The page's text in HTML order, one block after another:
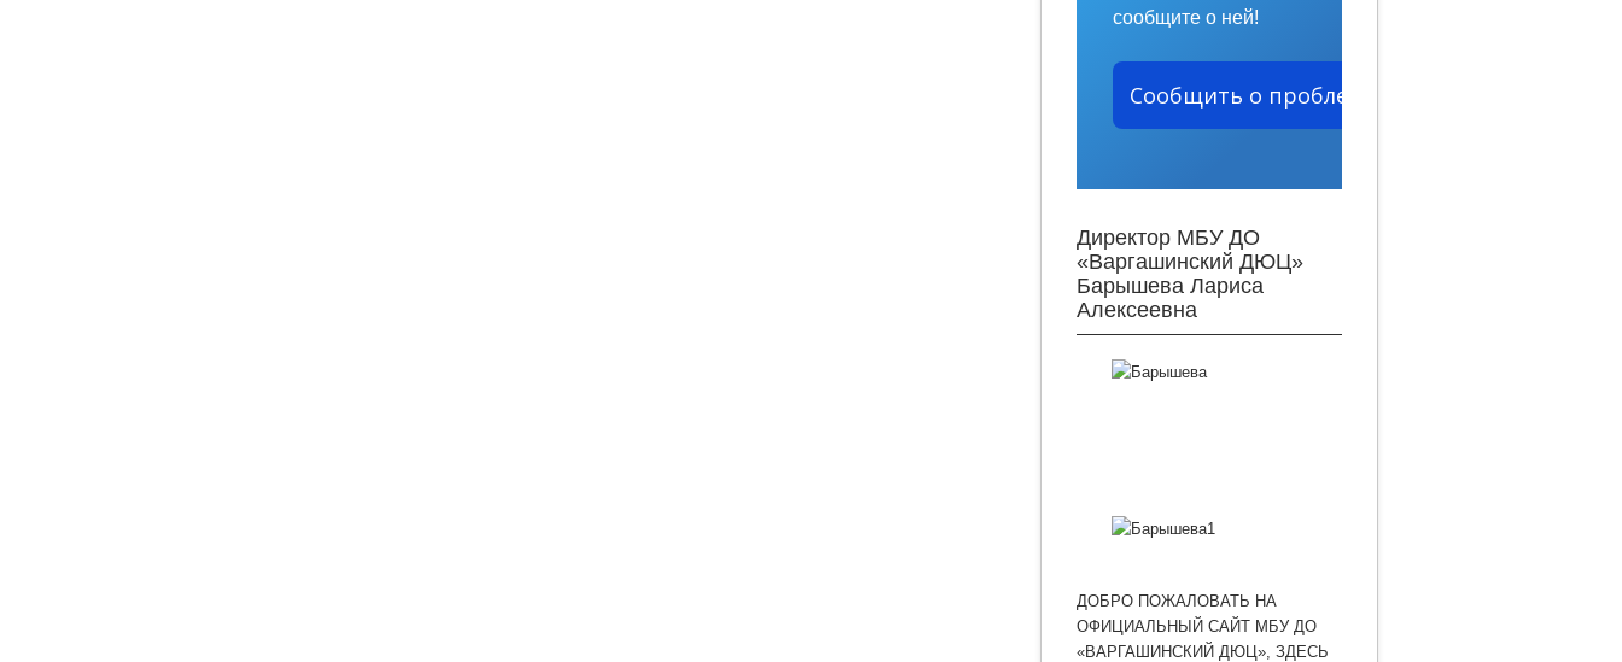
сообщите о ней!
Сообщить о проблеме
Директор МБУ ДО
«Варгашинский ДЮЦ»
Барышева Лариса
Алексеевна
ДОБРО ПОЖАЛОВАТЬ НА
ОФИЦИАЛЬНЫЙ САЙТ МБУ ДО
«ВАРГАШИНСКИЙ ДЮЦ», ЗДЕСЬ